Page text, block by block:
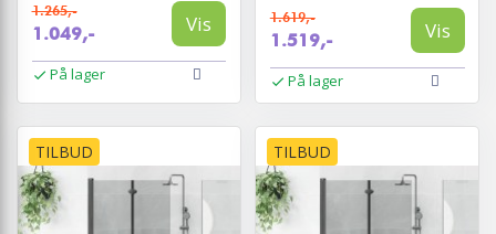
1.265,-
1.049,- Vis
På lager
1.619,-
1.519,- Vis
På lager
TILBUD TILBUD